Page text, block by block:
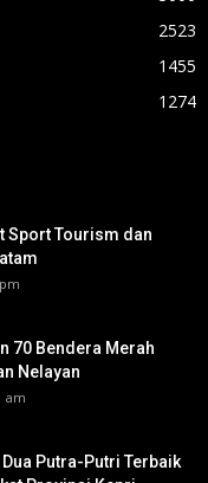
2523
1455
1274
Sport Tourism dan
70 Bendera Merah
Nelayan
am
Putra-Putri Terbaik